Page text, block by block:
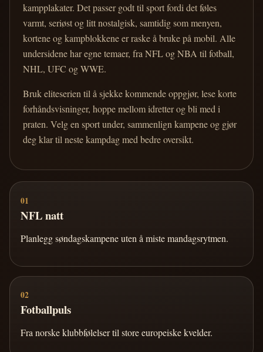
kampplakater. Det passer godt til sport fordi det føles
varmt, seriøst og litt nostalgisk, samtidig som menyen,
kortene og kampblokkene er raske å bruke på mobil. Alle
undersidene har egne temaer, fra NFL og NBA til fotball,
NHL, UFC og WWE.
Bruk eliteserien til å sjekke kommende oppgjør, lese korte
forhåndsvisninger, hoppe mellom idretter og bli med i
praten. Velg en sport under, sammenlign kampene og gjør
deg klar til neste kampdag med bedre oversikt.
01
NFL natt
Planlegg søndagskampene uten å miste mandagsrytmen.
02
Fotballpuls
Fra norske klubbfølelser til store europeiske kvelder.